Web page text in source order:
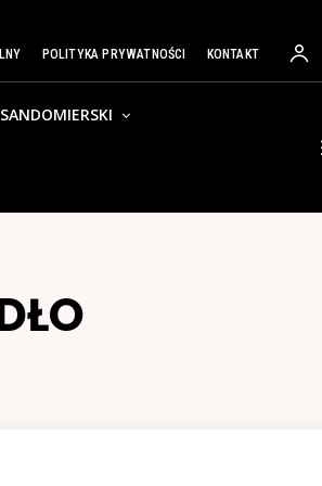
POLITYKA PRYWATNOŚCI KONTAKT